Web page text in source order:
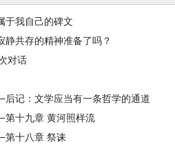
于我自己的碑文
共存的精神准备了吗？
对话
记：文学应当有一条哲学的通道
十九章 黄河照样流
十八章 祭诔